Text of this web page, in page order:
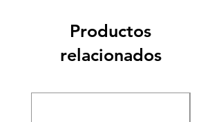
Productos
relacionados